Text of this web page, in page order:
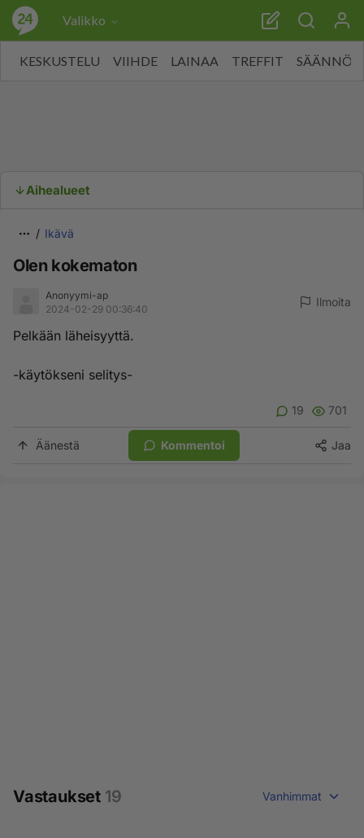
Valikko
KESKUSTELU VIIHDE LAINAA TREFFIT SÄÄNNÖT
Aihealueet
Ikävä
Olen kokematon
Anonyymi-ap
2024-02-29 00:36:40
Ilmoita
Pelkään läheisyyttä.
-käytökseni selitys-
19 701
Äänestä Kommentoi Jaa
Vastaukset 19 Vanhimmat